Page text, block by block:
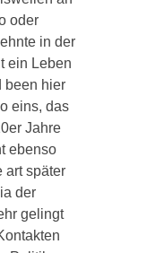
oder
in der
ein Leben
been hier
eins, das
Jahre
ebenso
art später
der
gelingt